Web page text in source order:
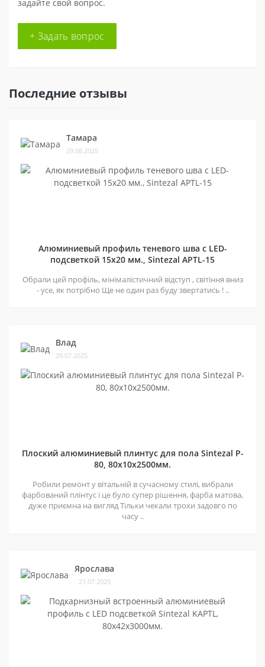
задайте свой вопрос.
+ Задать вопрос
Последние отзывы
Тамара
29.08.2025
Алюминиевый профиль теневого шва c LED-
подсветкой 15х20 мм., Sintezal APTL-15
Обрали цей профіль, мінімалістичний відступ , світіння вниз
- усе, як потрібно Ще не один раз буду звертатись ! ..
Влад
29.07.2025
Плоский алюминиевый плинтус для пола Sintezal P-
80, 80х10х2500мм.
Робили ремонт у вітальній в сучасному стилі, вибрали
фарбований плінтус і це було супер рішення, фарба матова,
дуже приємна на вигляд Тільки чекали трохи задовго по
часу ..
Ярослава
21.07.2025